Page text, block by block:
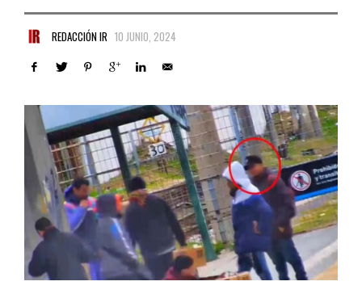
REDACCIÓN IR 10 JUNIO, 2024